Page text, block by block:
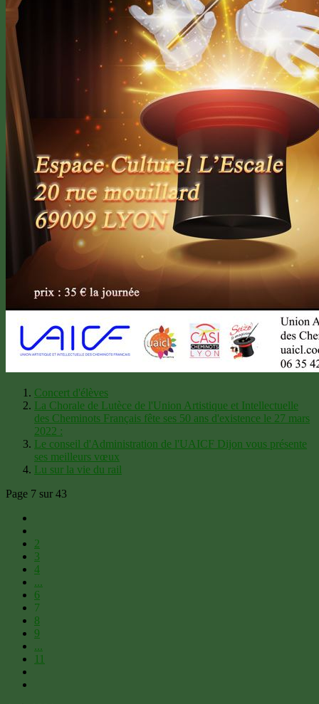
Concert d'élèves
La Chorale de Lutèce de l'Union Artistique et Intellectuelle
des Cheminots Français fête ses 50 ans d'existence le 27 mars
2022 :
Le conseil d'Administration de l'UAICF Dijon vous présente
ses meilleurs vœux
Lu sur la vie du rail
Page 7 sur 43
2
3
4
...
6
7
8
9
...
11